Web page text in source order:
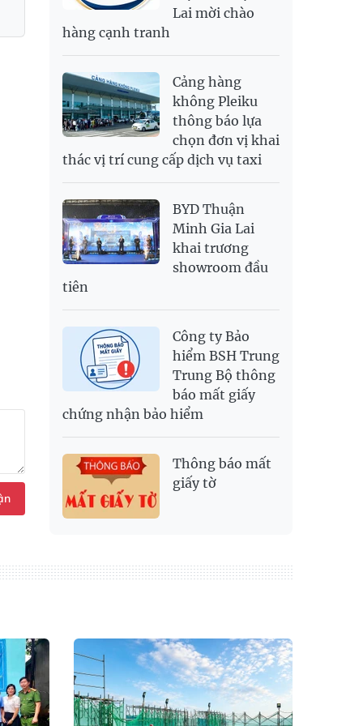
2,702.79
2,817.41
SGD
USD
26,000 26,030 26,410
Lai mời chào
hàng cạnh tranh
Cảng hàng
không Pleiku
thông báo lựa
chọn đơn vị khai
thác vị trí cung cấp dịch vụ taxi
BYD Thuận
Minh Gia Lai
khai trương
showroom đầu
tiên
Công ty Bảo
hiểm BSH Trung
Trung Bộ thông
báo mất giấy
chứng nhận bảo hiểm
Thông báo mất
giấy tờ